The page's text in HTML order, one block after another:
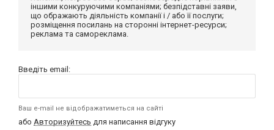
іншими конкуруючими компаніями; безпідставні заяви,
що ображають діяльність компанії і / або її послуги;
розміщення посилань на сторонні інтернет-ресурси;
реклама та самореклама.
Введіть email:
Ваш e-mail не відображатиметься на сайті
або Авторизуйтесь для написання відгуку